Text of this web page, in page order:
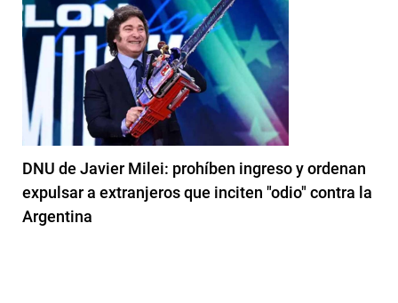
DNU de Javier Milei: prohíben ingreso y ordenan
expulsar a extranjeros que inciten "odio" contra la
Argentina